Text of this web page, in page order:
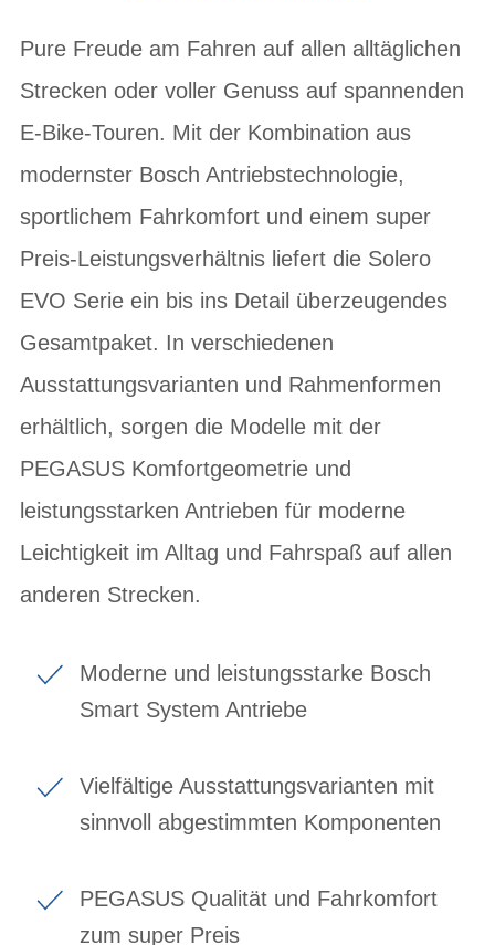
Pure Freude am Fahren auf allen alltäglichen
Strecken oder voller Genuss auf spannenden
E-Bike-Touren. Mit der Kombination aus
modernster Bosch Antriebstechnologie,
sportlichem Fahrkomfort und einem super
Preis-Leistungsverhältnis liefert die Solero
EVO Serie ein bis ins Detail überzeugendes
Gesamtpaket. In verschiedenen
Ausstattungsvarianten und Rahmenformen
erhältlich, sorgen die Modelle mit der
PEGASUS Komfortgeometrie und
leistungsstarken Antrieben für moderne
Leichtigkeit im Alltag und Fahrspaß auf allen
anderen Strecken.
Moderne und leistungsstarke Bosch
Smart System Antriebe
Vielfältige Ausstattungsvarianten mit
sinnvoll abgestimmten Komponenten
PEGASUS Qualität und Fahrkomfort
zum super Preis